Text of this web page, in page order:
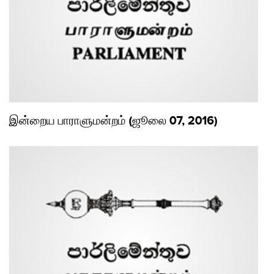
இன்றைய பாராளுமன்றம் (ஜூலை 07, 2016)